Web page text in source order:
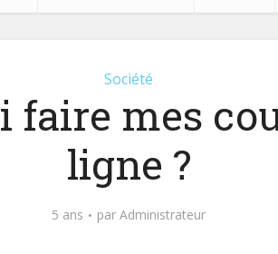
Société
faire mes
ligne ?
5 ans par Administrateur